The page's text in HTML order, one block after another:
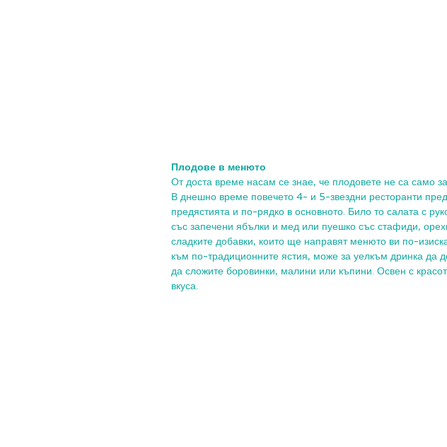
Плодове в менюто
От доста време насам се знае, че плодовете не са само
В днешно време повечето 4- и 5-звездни ресторанти
предястията и по-рядко в основното. Било то салата с
със запечени ябълки и мед или пуешко със стафиди,
сладките добавки, които ще направят менюто ви по-
към по-традиционните ястия, може за уелкъм дринка да
да сложите боровинки, малини или къпини. Освен с
вкуса.